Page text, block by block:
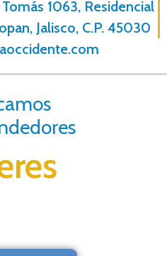
1063, Residencial
Jalisco, C.P. 45030